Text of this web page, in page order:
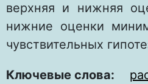
верхняя и нижняя
нижние оценки
чувствительных
Ключевые слова: